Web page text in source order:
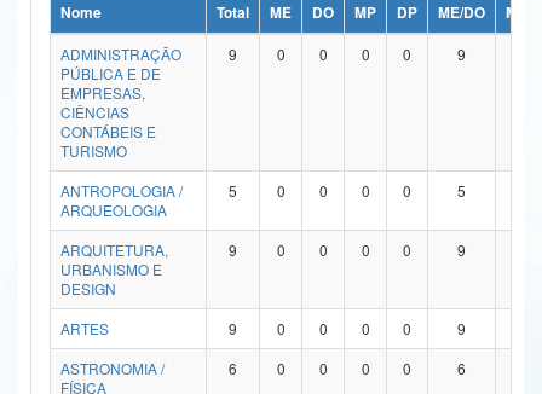
Ministério da Ciência, Tecnologia, Inovações e Comunicações
Ministério do Meio Ambiente
Ministério do Turismo
Ministério do Desenvolvimento Regional
Controladoria-Geral da União
Ministério da Mulher, da Família e dos Direitos Humanos
Secretaria de Governo
Nome Total ME DO MP DP ME/DO
MP/
ADMINISTRAÇÃO
PÚBLICA E DE
EMPRESAS,
CIÊNCIAS
CONTÁBEIS E
TURISMO
9 0 0 0 0 9
ANTROPOLOGIA /
ARQUEOLOGIA
5 0 0 0 0 5
ARQUITETURA,
URBANISMO E
DESIGN
9 0 0 0 0 9
ARTES 9 0 0 0 0 9
ASTRONOMIA /
FÍSICA
6 0 0 0 0 6